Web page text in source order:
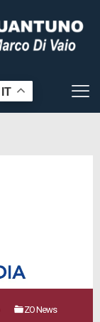
IT
ZO News